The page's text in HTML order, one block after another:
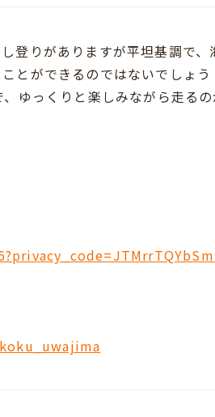
登りがありますが平坦基調で、
とができるのではないでしょう
ゆっくりと楽しみながら走るの